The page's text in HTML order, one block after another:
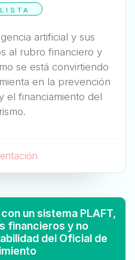
artificial y sus
al rubro financiero y
se está convirtiendo
en la prevención
el financiamiento del
un sistema PLAFT,
financieros y no
del Oficial de